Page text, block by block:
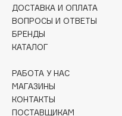
Dr.Althea
Dr.Ceuracle
Dr.Jart+
Dyson
ДОСТАВКА И ОПЛАТА
ВОПРОСЫ И ОТВЕТЫ
БРЕНДЫ
КАТАЛОГ
РАБОТА У НАС
МАГАЗИНЫ
КОНТАКТЫ
ПОСТАВЩИКАМ